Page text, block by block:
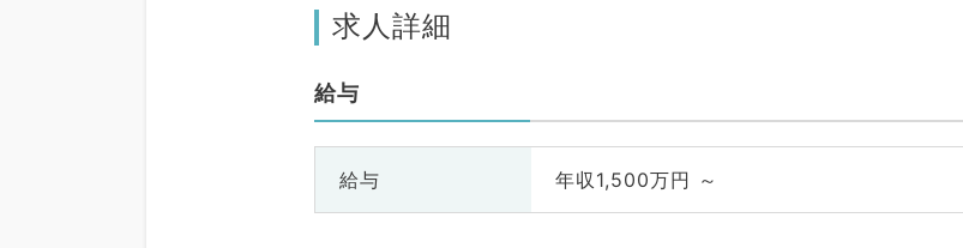
求人詳細
給与
給与 年収1,500万円 ～